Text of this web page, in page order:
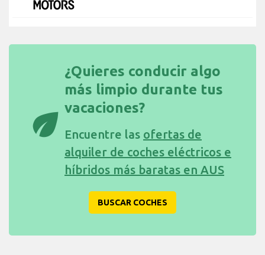
eco
¿Quieres conducir algo
más limpio durante tus
vacaciones?
Encuentre las ofertas de
alquiler de coches eléctricos e
híbridos más baratas en AUS
BUSCAR COCHES